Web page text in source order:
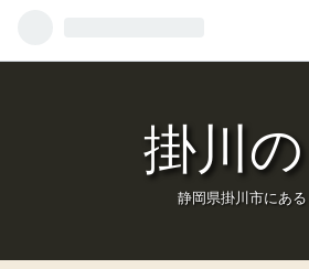
掛川
静岡県掛川市にあ